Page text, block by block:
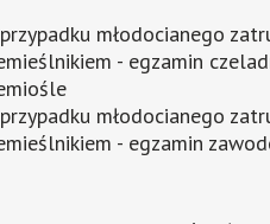
młodocianego
- egzamin
młodocianego
- egzamin